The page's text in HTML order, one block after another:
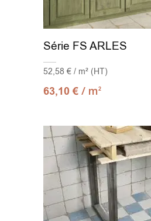
Série FS ARLES
52,58 € / m² (HT)
63,10€ / m2